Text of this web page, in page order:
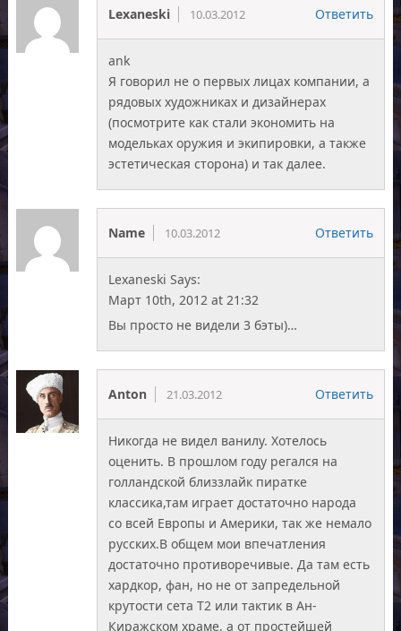
Lexaneski 10.03.2012 Ответить
ank
Я говорил не о первых лицах компании, а
рядовых художниках и дизайнерах
(посмотрите как стали экономить на
модельках оружия и экипировки, а также
эстетическая сторона) и так далее.
Name 10.03.2012 Ответить
Lexaneski Says:
Март 10th, 2012 at 21:32
Вы просто не видели 3 бэты)…
Anton 21.03.2012 Ответить
Никогда не видел ванилу. Хотелось
оценить. В прошлом году регался на
голландской близзлайк пиратке
классика,там играет достаточно народа
со всей Европы и Америки, так же немало
русских.В общем мои впечатления
достаточно противоречивые. Да там есть
хардкор, фан, но не от запредельной
крутости сета T2 или тактик в Ан-
Киражском храме, а от простейшей